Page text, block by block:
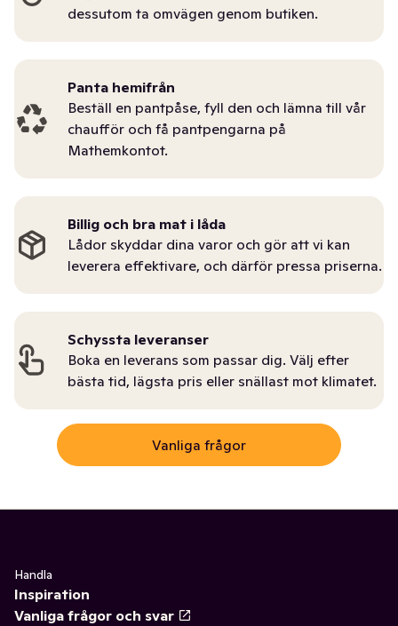
dessutom ta omvägen genom butiken.
Panta hemifrån
Beställ en pantpåse, fyll den och lämna till vår
chaufför och få pantpengarna på
Mathemkontot.
Billig och bra mat i låda
Lådor skyddar dina varor och gör att vi kan
leverera effektivare, och därför pressa priserna.
Schyssta leveranser
Boka en leverans som passar dig. Välj efter
bästa tid, lägsta pris eller snällast mot klimatet.
Vanliga frågor
Handla
Inspiration
Vanliga frågor och svar